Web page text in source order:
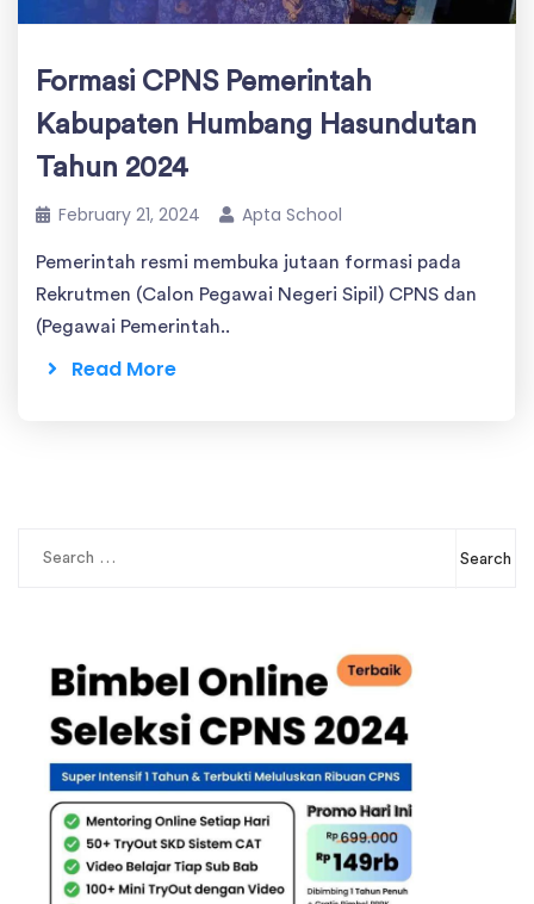
Formasi CPNS Pemerintah
Kabupaten Humbang Hasundutan
Tahun 2024
February 21, 2024 Apta School
Pemerintah resmi membuka jutaan formasi pada
Rekrutmen (Calon Pegawai Negeri Sipil) CPNS dan
(Pegawai Pemerintah..
Read More
Search